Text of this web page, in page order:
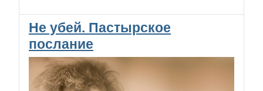
Не убей. Пастырское
послание